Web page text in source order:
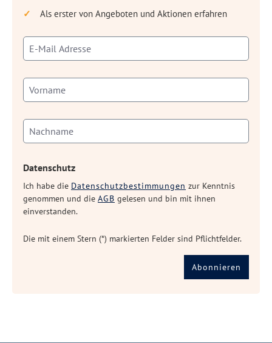
Als erster von Angeboten und Aktionen erfahren
Datenschutz
Ich habe die Datenschutzbestimmungen zur Kenntnis
genommen und die AGB gelesen und bin mit ihnen
einverstanden.
Die mit einem Stern (*) markierten Felder sind Pflichtfelder.
Abonnieren